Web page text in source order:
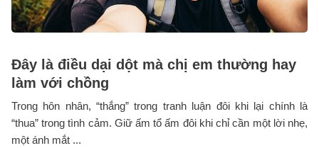
Đây là điều dại dột mà chị em thường hay
làm với chồng
Trong hôn nhân, “thắng” trong tranh luận đôi khi lại chính là
“thua” trong tình cảm. Giữ ấm tổ ấm đôi khi chỉ cần một lời nhẹ,
một ánh mắt ...